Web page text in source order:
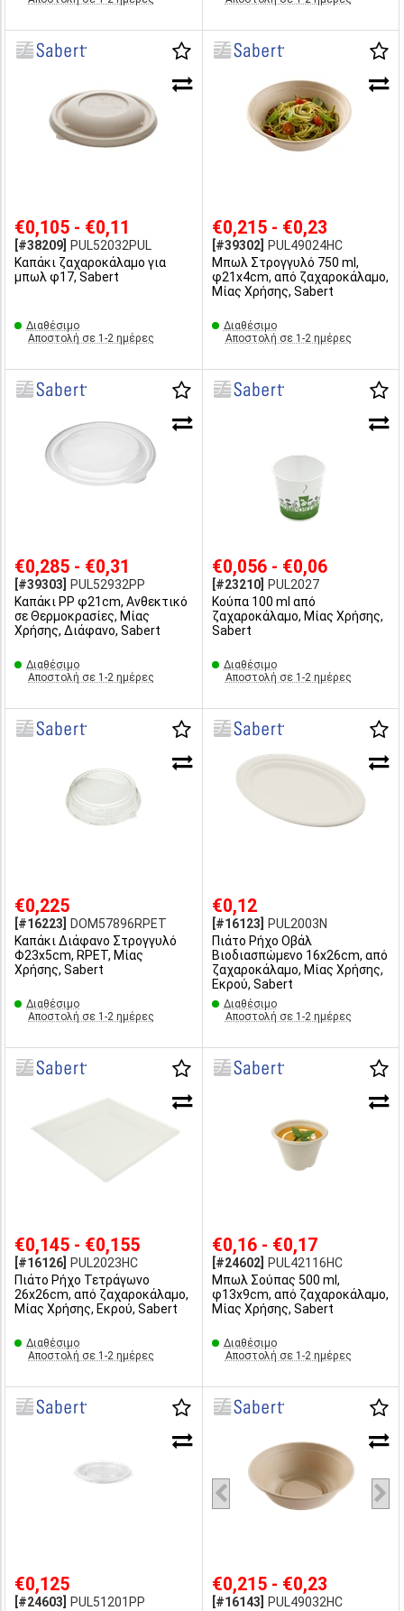
€0,105 - €0,11
[#38209]
PUL52032PUL
Καπάκι ζαχαροκάλαμο για
μπωλ φ17, Sabert
Διαθέσιμο
Αποστολή σε 1-2 ημέρες
€0,215 - €0,23
[#39302]
PUL49024HC
Μπωλ Στρογγυλό 750 ml,
φ21x4cm, από ζαχαροκάλαμο,
Μίας Χρήσης, Sabert
Διαθέσιμο
Αποστολή σε 1-2 ημέρες
€0,285 - €0,31
[#39303]
PUL52932PP
Καπάκι PP φ21cm, Ανθεκτικό
σε Θερμοκρασίες, Μίας
Χρήσης, Διάφανο, Sabert
Διαθέσιμο
Αποστολή σε 1-2 ημέρες
€0,056 - €0,06
[#23210]
PUL2027
Κούπα 100 ml από
ζαχαροκάλαμο, Μίας Χρήσης,
Sabert
Διαθέσιμο
Αποστολή σε 1-2 ημέρες
€0,225
[#16223]
DOM57896RPET
Καπάκι Διάφανο Στρογγυλό
Φ23x5cm, RPET, Μίας
Χρήσης, Sabert
Διαθέσιμο
Αποστολή σε 1-2 ημέρες
€0,12
[#16123]
PUL2003N
Πιάτο Ρήχο Οβάλ
Βιοδιασπώμενο 16x26cm, από
ζαχαροκάλαμο, Μίας Χρήσης,
Εκρού, Sabert
Διαθέσιμο
Αποστολή σε 1-2 ημέρες
€0,145 - €0,155
[#16126]
PUL2023HC
Πιάτο Ρήχο Τετράγωνο
26x26cm, από ζαχαροκάλαμο,
Μίας Χρήσης, Εκρού, Sabert
Διαθέσιμο
Αποστολή σε 1-2 ημέρες
€0,16 - €0,17
[#24602]
PUL42116HC
Μπωλ Σούπας 500 ml,
φ13x9cm, από ζαχαροκάλαμο,
Μίας Χρήσης, Sabert
Διαθέσιμο
Αποστολή σε 1-2 ημέρες
€0,125
[#24603]
PUL51201PP
€0,215 - €0,23
[#16143]
PUL49032HC